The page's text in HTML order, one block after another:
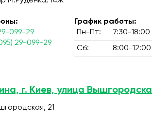
099-29
29-099-29
График работы:
Пн-Пт:
7:30-18:00
Сб: 8:00-12:00
г. Киев, улица
21